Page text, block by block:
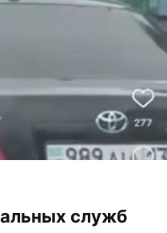
служб